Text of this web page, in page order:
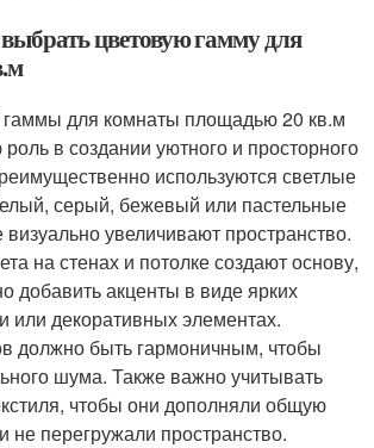
цветовую гамму для
для комнаты площадью 20 кв.м
в создании уютного и просторного
используются светлые
серый, бежевый или пастельные
визуально увеличивают пространство.
на стенах и потолке создают основу,
добавить акценты в виде ярких
или декоративных элементах.
должно быть гармоничным, чтобы
шума. Также важно учитывать
чтобы они дополняли общую
не перегружали пространство.